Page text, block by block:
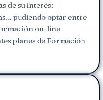
de su interés:
pudiendo optar entre
on-line
planes de Formación